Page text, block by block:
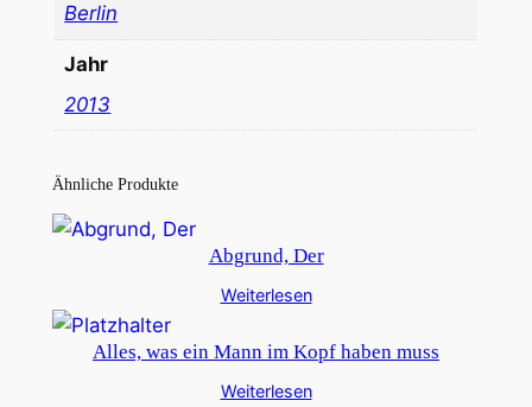
Berlin
Jahr
2013
Ähnliche Produkte
Abgrund, Der
Weiterlesen
Alles, was ein Mann im Kopf haben muss
Weiterlesen